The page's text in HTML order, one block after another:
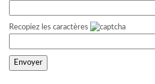
Recopiez les caractères